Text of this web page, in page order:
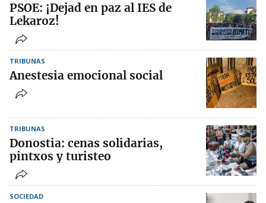
PSOE: ¡Dejad en paz al IES de
Lekaroz!
TRIBUNAS
Anestesia emocional social
TRIBUNAS
Donostia: cenas solidarias,
pintxos y turisteo
SOCIEDAD